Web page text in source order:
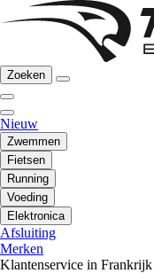
Zoeken
Nieuw
Zwemmen
Fietsen
Running
Voeding
Elektronica
Afsluiting
Merken
Klantenservice in Frankrijk